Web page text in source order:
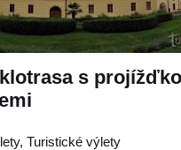
s
Turistické výlety